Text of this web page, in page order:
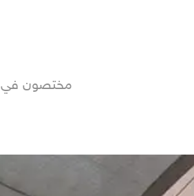
مختصون في